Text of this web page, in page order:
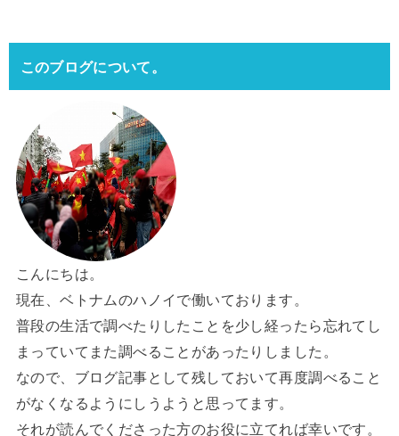
このブログについて。
こんにちは。
現在、ベトナムのハノイで働いております。
普段の生活で調べたりしたことを少し経ったら忘れてし
まっていてまた調べることがあったりしました。
なので、ブログ記事として残しておいて再度調べること
がなくなるようにしうようと思ってます。
それが読んでくださった方のお役に立てれば幸いです。